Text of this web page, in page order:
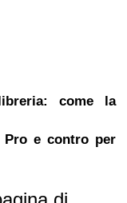
come la
Pro e contro per